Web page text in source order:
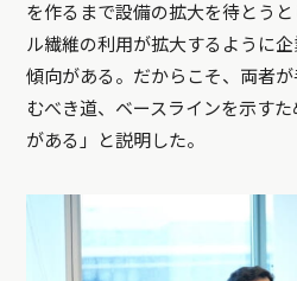
を作るまで設備の拡大を待とう
ル繊維の利用が拡大するように
傾向がある。だからこそ、両者
むべき道、ベースラインを示す
がある」と説明した。